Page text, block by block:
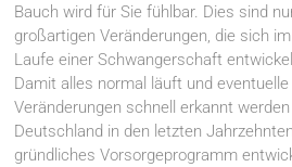
Bauch wird für Sie fühlbar. Dies sind
großartigen Veränderungen, die sich
Laufe einer Schwangerschaft
Damit alles normal läuft und
Veränderungen schnell erkannt
Deutschland in den letzten
gründliches Vorsorgeprogramm